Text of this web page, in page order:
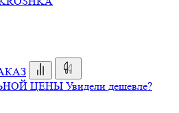
ЦЕНЫ Увидели дешевле?